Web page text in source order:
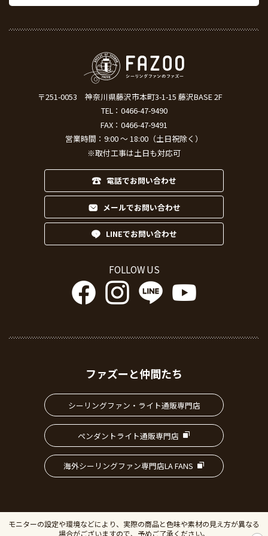
〒251-0053
神奈川県藤沢市本町3-1-15 藤沢BASE 2F
TEL： 0466-47-9490
FAX：0466-47-9491
営業時間：9:00 ～ 18:00（土日祝除く）
※取付工事は土日も対応可
電話でお問い合わせ
メールでお問い合わせ
LINEでお問い合わせ
FOLLOW US
ファズーと仲間たち
シーリングファン・ライト通販専門店
ペンダントライト通販専門店
海外シーリングファン専門店LA FANS
モニターの設定や環境などにより、実際の商品と色味や素材の見え方が異なる
場合がございますので、予めご了承ください。